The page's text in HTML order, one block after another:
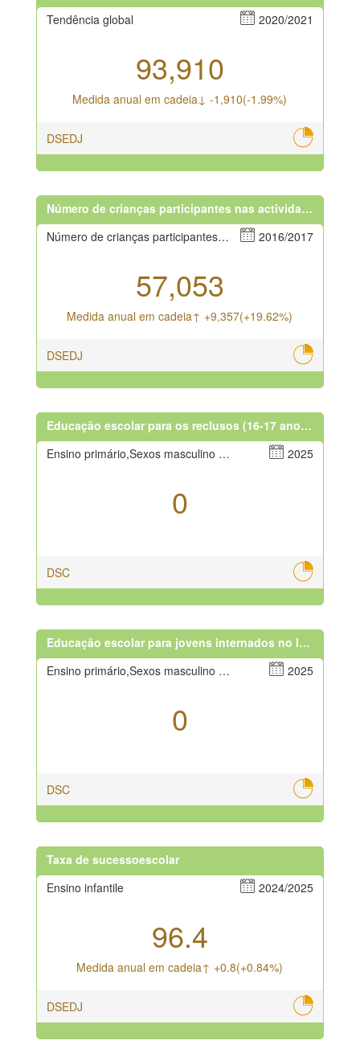
Tendência global
2020/2021
93,910
Medida anual em cadeia↓ -1,910(-1.99%)
DSEDJ
Número de crianças participantes nas actividades
Número de crianças participantes nas actividades recreativas, artísticas e de generalização de ciência.
2016/2017
57,053
Medida anual em cadeia↑ +9,357(+19.62%)
DSEDJ
Educação escolar para os reclusos (16-17 anos)(Pessoa)
Ensino primário,Sexos masculino e feminino
2025
0
DSC
Educação escolar para jovens internados no Instituto de menores (12-20 anos)(Pessoa)
Ensino primário,Sexos masculino e feminino
2025
0
DSC
Taxa de sucessoescolar
Ensino infantile
2024/2025
96.4
Medida anual em cadeia↑ +0.8(+0.84%)
DSEDJ